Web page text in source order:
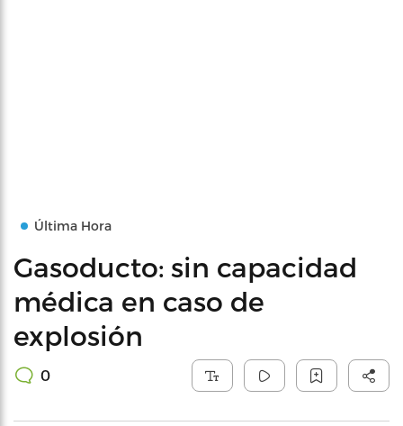
Última Hora
Gasoducto: sin capacidad
médica en caso de
explosión
0